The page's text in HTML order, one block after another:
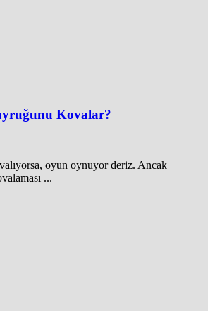
Kovalar?
oyun oynuyor deriz. Ancak
...